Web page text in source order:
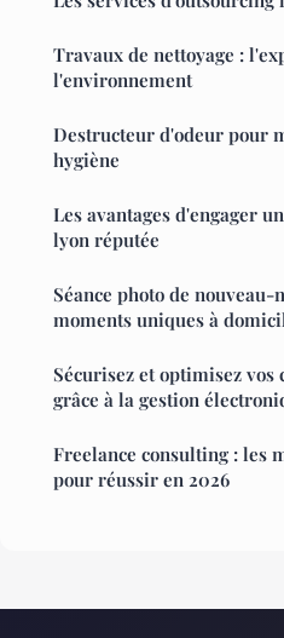
Travaux de nettoyage :
l'environnement
Destructeur d'odeur pour
hygiène
Les avantages d'engager
lyon réputée
Séance photo de
moments uniques à
Sécurisez et optimisez vos
grâce à la gestion
Freelance consulting : les
pour réussir en 2026